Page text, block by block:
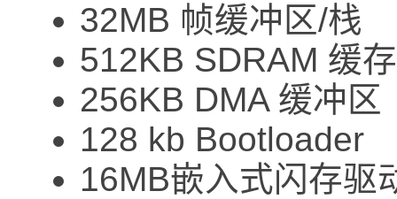
32MB 帧缓冲区/栈
512KB SDRAM 缓存
256KB DMA 缓冲区
128 kb Bootloader
16MB嵌入式闪存驱